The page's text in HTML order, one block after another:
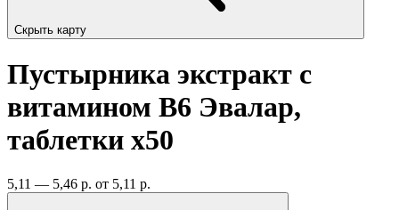
Скрыть карту
Пустырника экстракт с
витамином B6 Эвалар,
таблетки x50
5,11 — 5,46 р. от 5,11 р.